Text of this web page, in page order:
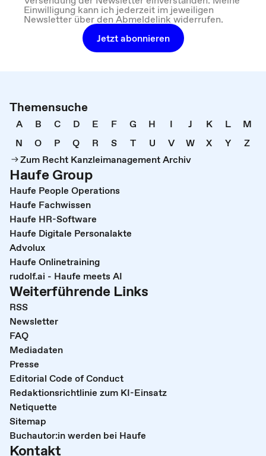
Einwilligung kann ich jederzeit im jeweiligen
Newsletter über den Abmeldelink widerrufen.
Jetzt abonnieren
Themensuche
A B C D E F G H I J K L
M
N
O P Q R S T U V W X Y
Z
Zum Recht Kanzleimanagement Archiv
Haufe Group
Haufe People Operations
Haufe Fachwissen
Haufe HR-Software
Haufe Digitale Personalakte
Advolux
Haufe Onlinetraining
rudolf.ai - Haufe meets AI
Weiterführende Links
RSS
Newsletter
FAQ
Mediadaten
Presse
Editorial Code of Conduct
Redaktionsrichtlinie zum KI-Einsatz
Netiquette
Sitemap
Buchautor:in werden bei Haufe
Kontakt